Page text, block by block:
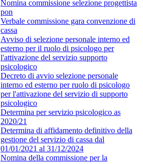
Nomina commissione selezione progettista
pon
Verbale commissione gara convenzione di
cassa
Avviso di selezione personale interno ed
esterno per il ruolo di psicologo per
l'attivazione del servizio supporto
psicologico
Decreto di avvio selezione personale
interno ed esterno per ruolo di psicologo
per l'attivazione del servizio di supporto
psicologico
Determina per servizio psicologico as
2020/21
Determina di affidamento definitivo della
gestione del servizio di cassa dal
01/01/2021 al 31/12/2024
Nomina della commissione per la